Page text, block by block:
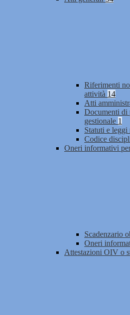
Riferimenti
attività 14
Atti
Documenti di
gestionale 1
Statuti e leggi
Codice
Oneri informativi
Scadenzario
Oneri
Attestazioni OIV o